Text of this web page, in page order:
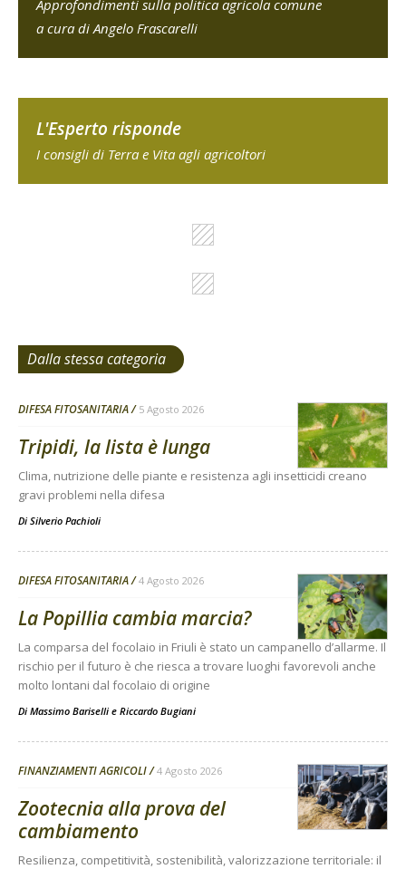
Approfondimenti sulla politica agricola comune
a cura di Angelo Frascarelli
L'Esperto risponde
I consigli di Terra e Vita agli agricoltori
Dalla stessa categoria
DIFESA FITOSANITARIA 5 Agosto 2026
Tripidi, la lista è lunga
Clima, nutrizione delle piante e resistenza agli insetticidi creano
gravi problemi nella difesa
Di Silverio Pachioli
DIFESA FITOSANITARIA 4 Agosto 2026
La Popillia cambia marcia?
La comparsa del focolaio in Friuli è stato un campanello d’allarme. Il
rischio per il futuro è che riesca a trovare luoghi favorevoli anche
molto lontani dal focolaio di origine
Di Massimo Bariselli e Riccardo Bugiani
FINANZIAMENTI AGRICOLI 4 Agosto 2026
Zootecnia alla prova del
cambiamento
Resilienza, competitività, sostenibilità, valorizzazione territoriale: il